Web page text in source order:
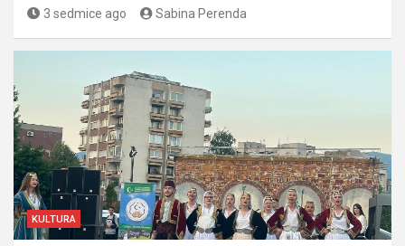
3 sedmice ago Sabina Perenda
KULTURA